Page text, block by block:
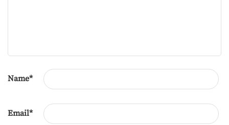
Name*
Email*